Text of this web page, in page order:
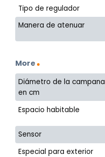
Tipo de regulador
Manera de atenuar
More
Diámetro de la campana
en cm
Espacio habitable
Sensor
Especial para exterior